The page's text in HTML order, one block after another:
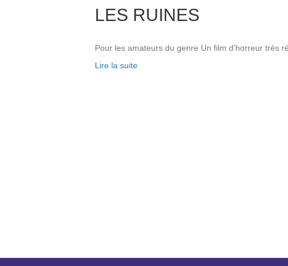
LES RUINES
Pour les amateurs du genre Un film d’horreur très
Lire la suite